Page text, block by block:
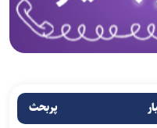
پربحث